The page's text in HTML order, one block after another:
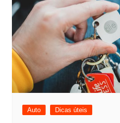
Auto Dicas úteis